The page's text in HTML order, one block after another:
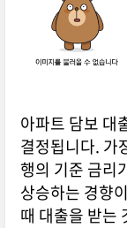
아파트 담보 대
결정됩니다. 가
행의 기준 금리
상승하는 경향
때 대출을 받는